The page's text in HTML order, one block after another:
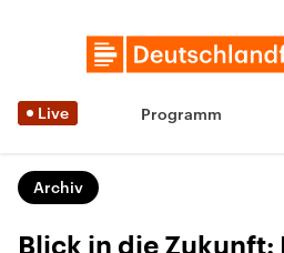
Live Programm
Archiv
Blick in die Zukunft: